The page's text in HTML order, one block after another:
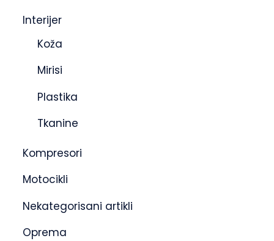
Interijer
Koža
Mirisi
Plastika
Tkanine
Kompresori
Motocikli
Nekategorisani artikli
Oprema